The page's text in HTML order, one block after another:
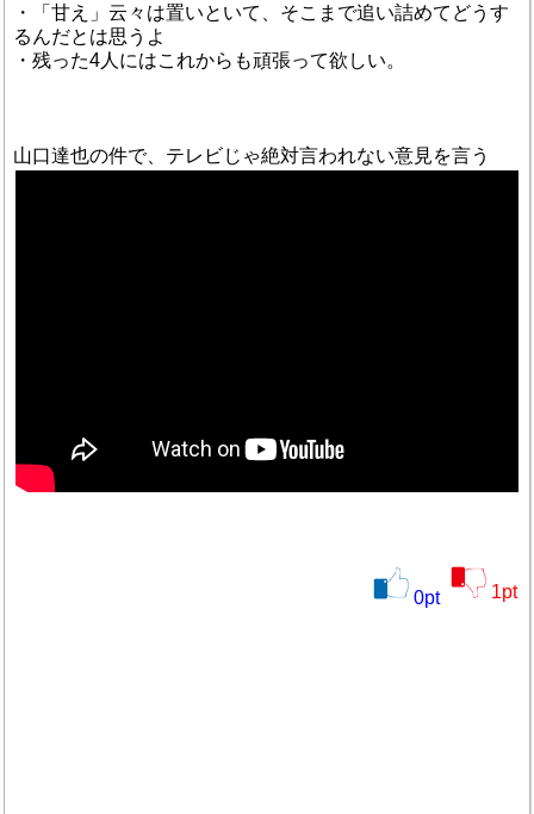
・「甘え」云々は置いといて、そこまで追い詰めてどうす
るんだとは思うよ
・残った4人にはこれからも頑張って欲しい。
山口達也の件で、テレビじゃ絶対言われない意見を言う
0pt 1pt